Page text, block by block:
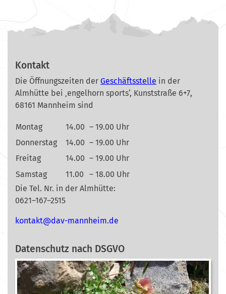
Kontakt
Die Öffnungszeiten der Geschäftsstelle in der
Almhütte bei ‚engelhorn sports‘, Kunststraße 6+7,
68161 Mannheim sind
Montag 14.00 – 19.00 Uhr
Donnerstag
14.00 – 19.00 Uhr
Freitag
14.00 – 19.00 Uhr
Samstag
11.00
– 18.00 Uhr
Die Tel. Nr. in der Almhütte:
0621–167–2515
ed.mi
ehnna
m-vad
@tkat
nok
Datenschutz nach DSGVO